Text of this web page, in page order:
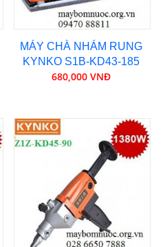
MÁY CHÀ NHÁM RUNG
KYNKO S1B-KD43-185
680,000 VNĐ